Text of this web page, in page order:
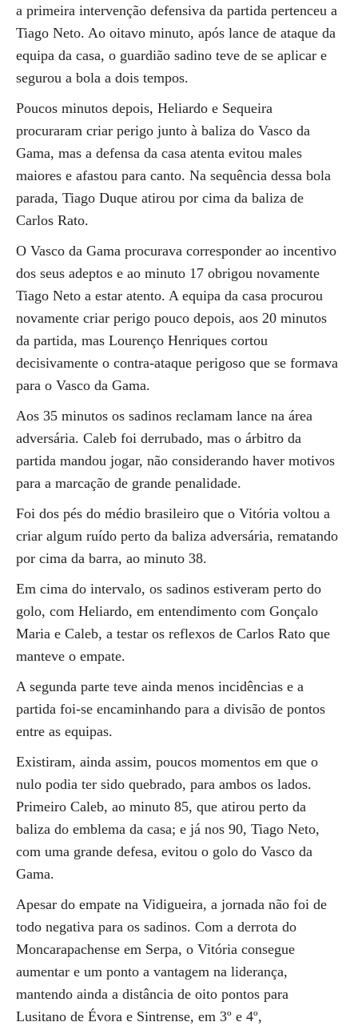
a primeira intervenção defensiva da partida pertenceu a
Tiago Neto. Ao oitavo minuto, após lance de ataque da
equipa da casa, o guardião sadino teve de se aplicar e
segurou a bola a dois tempos.
Poucos minutos depois, Heliardo e Sequeira
procuraram criar perigo junto à baliza do Vasco da
Gama, mas a defensa da casa atenta evitou males
maiores e afastou para canto. Na sequência dessa bola
parada, Tiago Duque atirou por cima da baliza de
Carlos Rato.
O Vasco da Gama procurava corresponder ao incentivo
dos seus adeptos e ao minuto 17 obrigou novamente
Tiago Neto a estar atento. A equipa da casa procurou
novamente criar perigo pouco depois, aos 20 minutos
da partida, mas Lourenço Henriques cortou
decisivamente o contra-ataque perigoso que se formava
para o Vasco da Gama.
Aos 35 minutos os sadinos reclamam lance na área
adversária. Caleb foi derrubado, mas o árbitro da
partida mandou jogar, não considerando haver motivos
para a marcação de grande penalidade.
Foi dos pés do médio brasileiro que o Vitória voltou a
criar algum ruído perto da baliza adversária, rematando
por cima da barra, ao minuto 38.
Em cima do intervalo, os sadinos estiveram perto do
golo, com Heliardo, em entendimento com Gonçalo
Maria e Caleb, a testar os reflexos de Carlos Rato que
manteve o empate.
A segunda parte teve ainda menos incidências e a
partida foi-se encaminhando para a divisão de pontos
entre as equipas.
Existiram, ainda assim, poucos momentos em que o
nulo podia ter sido quebrado, para ambos os lados.
Primeiro Caleb, ao minuto 85, que atirou perto da
baliza do emblema da casa; e já nos 90, Tiago Neto,
com uma grande defesa, evitou o golo do Vasco da
Gama.
Apesar do empate na Vidigueira, a jornada não foi de
todo negativa para os sadinos. Com a derrota do
Moncarapachense em Serpa, o Vitória consegue
aumentar e um ponto a vantagem na liderança,
mantendo ainda a distância de oito pontos para
Lusitano de Évora e Sintrense, em 3º e 4º,